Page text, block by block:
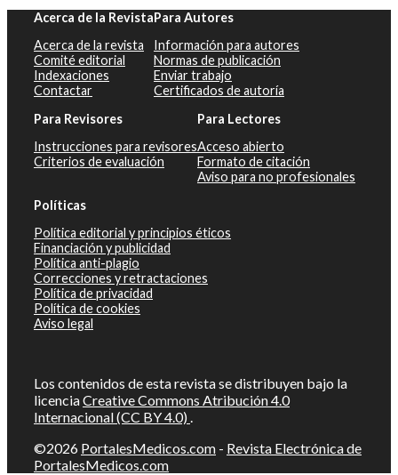
Acerca de la Revista
Acerca de la revista
Comité editorial
Indexaciones
Contactar
Para Autores
Información para autores
Normas de publicación
Enviar trabajo
Certificados de autoría
Para Revisores
Instrucciones para revisores
Criterios de evaluación
Para Lectores
Acceso abierto
Formato de citación
Aviso para no profesionales
Políticas
Política editorial y principios éticos
Financiación y publicidad
Política anti-plagio
Correcciones y retractaciones
Política de privacidad
Política de cookies
Aviso legal
Los contenidos de esta revista se distribuyen bajo la
licenciaCreative Commons Atribución 4.0
Internacional (CC BY 4.0) .
©2026 PortalesMedicos.com - Revista Electrónica de
PortalesMedicos.com